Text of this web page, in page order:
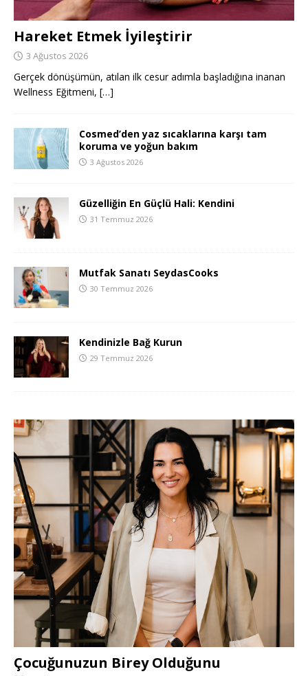
Hareket Etmek İyileştirir
3 Ağustos 2026
Gerçek dönüşümün, atılan ilk cesur adımla başladığına inanan
Wellness Eğitmeni, […]
Cosmed’den yaz sıcaklarına karşı tam
koruma ve yoğun bakım
3 Ağustos 2026
Güzelliğin En Güçlü Hali: Kendini
31 Temmuz 2026
Mutfak Sanatı SeydasCooks
30 Temmuz 2026
Kendinizle Bağ Kurun
29 Temmuz 2026
Çocuğunuzun Birey Olduğunu